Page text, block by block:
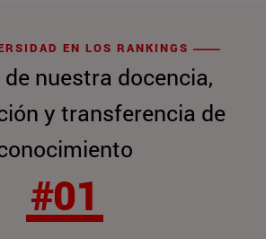
EN LOS RANKINGS
nuestra docencia,
y transferencia de
#01